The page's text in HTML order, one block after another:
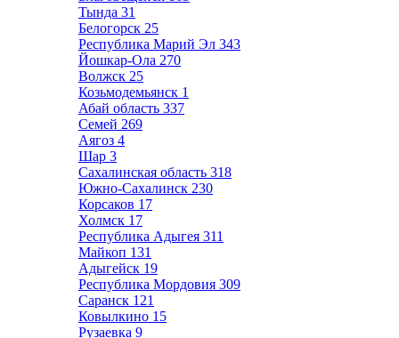
Тында 31
Белогорск 25
Республика Марий Эл 343
Йошкар-Ола 270
Волжск 25
Козьмодемьянск 1
Абай область 337
Семей 269
Аягоз 4
Шар 3
Сахалинская область 318
Южно-Сахалинск 230
Корсаков 17
Холмск 17
Республика Адыгея 311
Майкоп 131
Адыгейск 19
Республика Мордовия 309
Саранск 121
Ковылкино 15
Рузаевка 9